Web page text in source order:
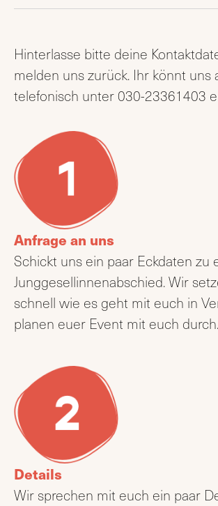
Hinterlasse bitte deine
melden uns zurück. Ihr könnt uns
telefonisch unter 030-23361403
Anfrage an uns
Schickt uns ein paar Eckdaten zu
Junggesellinnenabschied. Wir
schnell wie es geht mit euch in
planen euer Event mit euch durch.
Details
Wir sprechen mit euch ein paar